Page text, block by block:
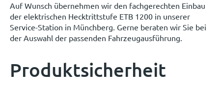
Auf Wunsch übernehmen wir den fachgerechten Einbau
der elektrischen Hecktrittstufe ETB 1200 in unserer
Service-Station in Münchberg. Gerne beraten wir Sie bei
der Auswahl der passenden Fahrzeugausführung.
Produktsicherheit